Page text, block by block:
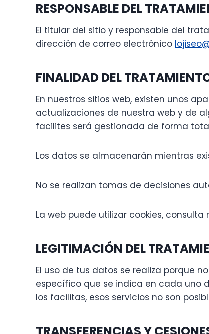
RESPONSABLE DEL
El titular del sitio y responsable del
dirección de correo electrónico
FINALIDAD DEL
En nuestros sitios web, existen unos
actualizaciones de nuestra web y de
facilites será gestionada de forma
Los datos se almacenarán mientras
No se realizan tomas de decisiones
La web puede utilizar cookies, consulta
LEGITIMACIÓN DEL
El uso de tus datos se realiza porque
específico que se indica en cada uno
los facilitas, esos servicios no son